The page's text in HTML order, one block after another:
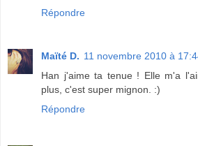
Répondre
Maïté D. 11 novembre 2010 à
Han j'aime ta tenue ! Elle m'a
plus, c'est super mignon. :)
Répondre